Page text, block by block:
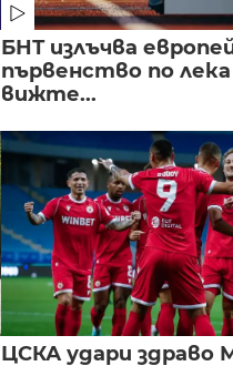
БНТ излъчва
първенство по
вижте...
ЦСКА удари здраво